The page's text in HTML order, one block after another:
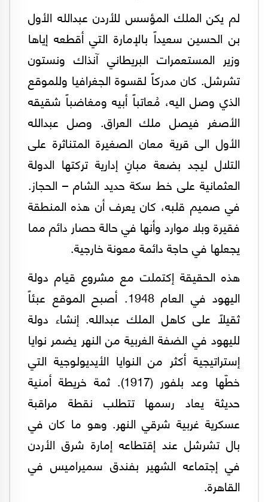
لم يكن الملك المؤسس للأردن عبدالله الأول
بن الحسين سعيداً بالإمارة التي أقطعه إياها
وزير المستعمرات البريطاني آنذاك ونستون
تشرشل. كان مدركاً لقسوة الجغرافيا وللموقع
الذي وصل اليه، مُعاتباً أبيه ومغاضباً شقيقه
الأصغر فيصل ملك العراق. وصل عبدالله
الأول الى قرية معان الصغيرة المتناثرة على
التلال ليجد بضعة مبانٍ إدارية تركتها الدولة
العثمانية على خط سكة حديد الشام – الحجاز.
في صميم قلبه، كان يعرف أن هذه المنطقة
فقيرة وبلا موارد وأنها في حالة حصار دائم مما
يجعلها في حاجة دائمة معونة خارجية.
هذه الحقيقة إكتملت مع مشروع قيام دولة
اليهود في العام 1948. أصبح الموقع عبئاً
ثقيلاً على كاهل الملك عبدالله. إنشاء دولة
لليهود في الضفة الغربية من النهر يضمر نوايا
إستراتيجية أكثر من النوايا الأيديولوجية التي
خطّها وعد بلفور (1917). ثمة خريطة أمنية
حديثة يعاد رسمها تتطلب نقطة مراقبة
عسكرية غربية شرقي النهر. وهو ما كان في
بال تشرشل عند إقتطاعه إمارة شرق الأردن
في إجتماعه الشهير بفندق سميراميس في
القاهرة.